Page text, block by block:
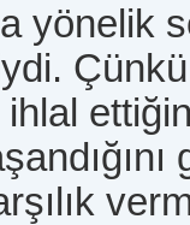
yönelik